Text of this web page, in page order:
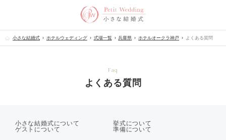
小さな結婚式 ホテルウェディング 式場一覧 兵庫県 ホテルオークラ神戸 よくある質問
Faq
よくある質問
小さな結婚式について
挙式について
ゲストについて
準備について